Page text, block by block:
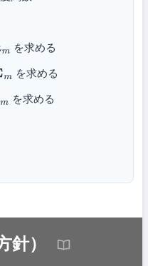
を求める
m
を求める
m を求める
）